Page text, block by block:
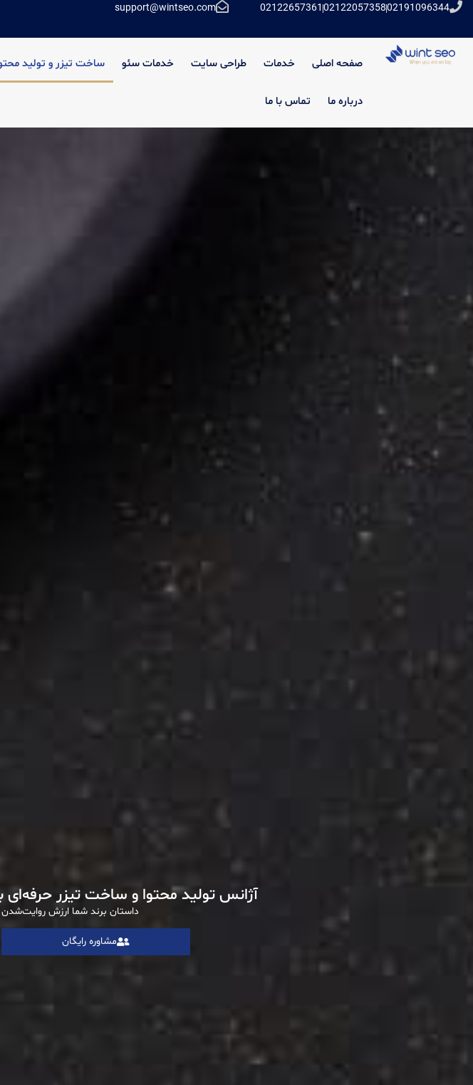
02191096344
02122057358
02122657361
support@wintseo.com
صفحه اصلی خدمات طراحی سایت خدمات سئو ساخت تیزر و تولید
درباره ما تماس با ما
آژانس تولید محتوا و ساخت تیزر
داستان برند شما ارزش روایت‌شدن
مشاوره رایگان